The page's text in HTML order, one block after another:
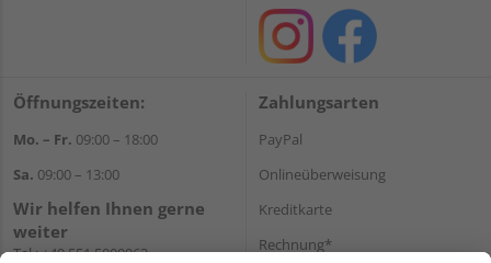
Öffnungszeiten:
Mo. – Fr. 09:00 – 18:00
Sa. 09:00 – 13:00
Wir helfen Ihnen gerne
weiter
Tel.:+49 551 5009963
Zahlungsarten
PayPal
Onlineüberweisung
Kreditkarte
Rechnung*